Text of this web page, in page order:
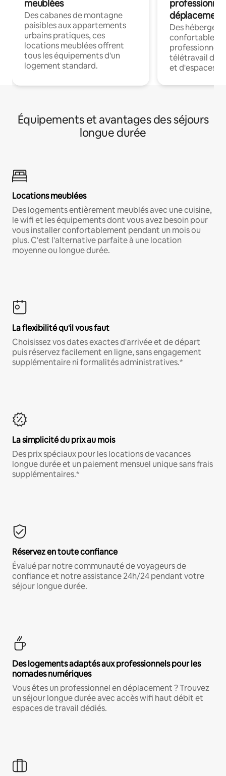
meublées
Des cabanes de montagne
paisibles aux appartements
urbains pratiques, ces
locations meublées offrent
tous les équipements d'un
logement standard.
déplacement
Des
confortables
professionnels
télétravail
et d'espaces
Équipements et avantages des séjours
longue durée
Locations meublées
Des logements entièrement meublés avec une cuisine,
le wifi et les équipements dont vous avez besoin pour
vous installer confortablement pendant un mois ou
plus. C'est l'alternative parfaite à une location
moyenne ou longue durée.
La flexibilité qu'il vous faut
Choisissez vos dates exactes d'arrivée et de départ
puis réservez facilement en ligne, sans engagement
supplémentaire ni formalités administratives.*
La simplicité du prix au mois
Des prix spéciaux pour les locations de vacances
longue durée et un paiement mensuel unique sans frais
supplémentaires.*
Réservez en toute confiance
Évalué par notre communauté de voyageurs de
confiance et notre assistance 24h/24 pendant votre
séjour longue durée.
Des logements adaptés aux professionnels pour les
nomades numériques
Vous êtes un professionnel en déplacement ? Trouvez
un séjour longue durée avec accès wifi haut débit et
espaces de travail dédiés.